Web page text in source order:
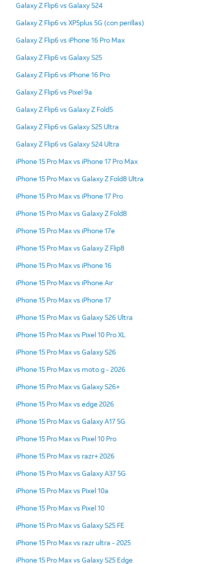
Galaxy Z Flip6 vs Galaxy S24
Galaxy Z Flip6 vs XP5plus 5G (con perillas)
Galaxy Z Flip6 vs iPhone 16 Pro Max
Galaxy Z Flip6 vs Galaxy S25
Galaxy Z Flip6 vs iPhone 16 Pro
Galaxy Z Flip6 vs Pixel 9a
Galaxy Z Flip6 vs Galaxy Z Fold5
Galaxy Z Flip6 vs Galaxy S25 Ultra
Galaxy Z Flip6 vs Galaxy S24 Ultra
iPhone 15 Pro Max vs iPhone 17 Pro Max
iPhone 15 Pro Max vs Galaxy Z Fold8 Ultra
iPhone 15 Pro Max vs iPhone 17 Pro
iPhone 15 Pro Max vs Galaxy Z Fold8
iPhone 15 Pro Max vs iPhone 17e
iPhone 15 Pro Max vs Galaxy Z Flip8
iPhone 15 Pro Max vs iPhone 16
iPhone 15 Pro Max vs iPhone Air
iPhone 15 Pro Max vs iPhone 17
iPhone 15 Pro Max vs Galaxy S26 Ultra
iPhone 15 Pro Max vs Pixel 10 Pro XL
iPhone 15 Pro Max vs Galaxy S26
iPhone 15 Pro Max vs moto g - 2026
iPhone 15 Pro Max vs Galaxy S26+
iPhone 15 Pro Max vs edge 2026
iPhone 15 Pro Max vs Galaxy A17 5G
iPhone 15 Pro Max vs Pixel 10 Pro
iPhone 15 Pro Max vs razr+ 2026
iPhone 15 Pro Max vs Galaxy A37 5G
iPhone 15 Pro Max vs Pixel 10a
iPhone 15 Pro Max vs Pixel 10
iPhone 15 Pro Max vs Galaxy S25 FE
iPhone 15 Pro Max vs razr ultra - 2025
iPhone 15 Pro Max vs Galaxy S25 Edge